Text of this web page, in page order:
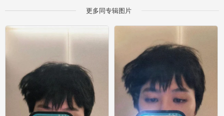
更多同专辑图片